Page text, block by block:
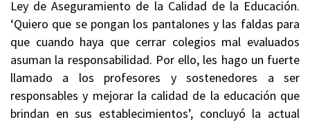
Ley de Aseguramiento de la Calidad de la Educación.
‘Quiero que se pongan los pantalones y las faldas para
que cuando haya que cerrar colegios mal evaluados
asuman la responsabilidad. Por ello, les hago un fuerte
llamado a los profesores y sostenedores a ser
responsables y mejorar la calidad de la educación que
brindan en sus establecimientos’, concluyó la actual